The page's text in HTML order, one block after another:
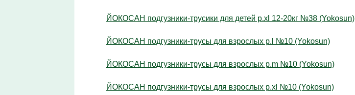
ЙОКОСАН подгузники-трусики для детей р.xl 12-20кг №38 (Yokosun)
ЙОКОСАН подгузники-трусы для взрослых р.l №10 (Yokosun)
ЙОКОСАН подгузники-трусы для взрослых р.m №10 (Yokosun)
ЙОКОСАН подгузники-трусы для взрослых р.xl №10 (Yokosun)